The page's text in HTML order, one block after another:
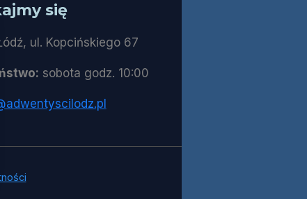
się
ul. Kopcińskiego 67
sobota godz. 10:00